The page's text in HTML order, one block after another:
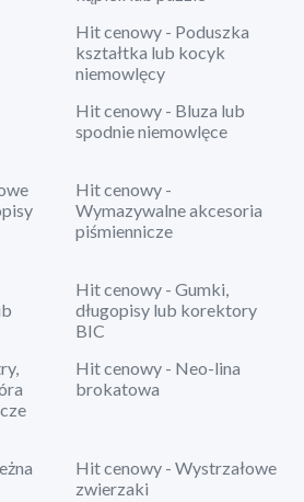
Hit cenowy - Poduszka
kształtka lub kocyk
niemowlęcy
Hit cenowy - Bluza lub
spodnie niemowlęce
Hit cenowy -
Wymazywalne akcesoria
piśmiennicze
Hit cenowy - Gumki,
długopisy lub korektory
BIC
Hit cenowy - Neo-lina
brokatowa
Hit cenowy - Wystrzałowe
zwierzaki